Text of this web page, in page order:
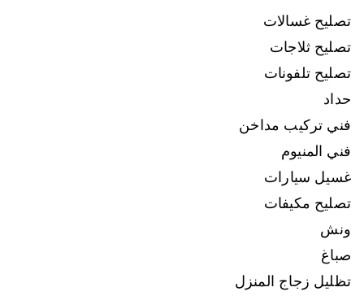
تصليح غسالات
تصليح ثلاجات
تصليح تلفونات
حداد
فني تركيب مداخن
فني المنيوم
غسيل سيارات
تصليح مكيفات
ونش
صباغ
تظليل زجاج المنزل